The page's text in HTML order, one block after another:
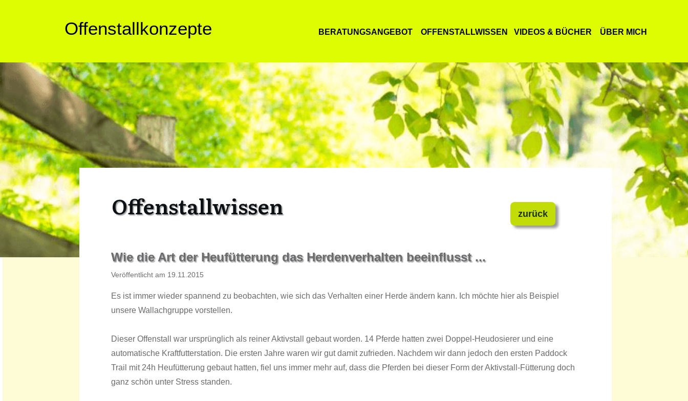
Offenstallkonzepte BERATUNGSANGEBOT OFFENSTALLWISSEN VIDEOS & BÜCHER ÜBER MICH
Offenstallwissen zurück
​Wie die Art der Heufütterung das Herdenverhalten beeinflusst ...
​Veröffentlicht am ​​​​​1​9.​​​1​1.201​​​​​5
Es ist immer wieder spannend zu beobachten, wie sich das Verhalten einer Herde ändern kann. Ich möchte hier als Beispiel
unsere Wallachgruppe vorstellen.
Dieser Offenstall war ursprünglich als reiner Aktivstall gebaut worden. 14 Pferde hatten zwei Doppel-Heudosierer und eine
automatische Kraftfutterstation. Die ersten Jahre waren wir gut damit zufrieden. Nachdem wir dann jedoch den ersten Paddock
Trail mit 24h Heufütterung gebaut hatten, fiel uns immer mehr auf, dass die Pferden bei dieser Form der Aktivstall-Fütterung doch
ganz schön unter Stress standen.